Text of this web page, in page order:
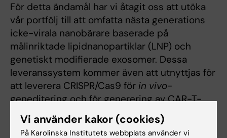
För detta ändamål har vi åtagit oss att utöka
vår portfölj till att omfatta nästa generations
icke-virala nanobärare baserade på
målinriktade lipidnanopartiklar (LNP) och
genetiskt modifierade exosomer. Dessa
leveranssystem kommer även att utnyttjas för
att leverera CRISPR/Cas9 för in vivo-
geneditering och för generering av CAR-T-
celler
in vivo .
Vi använder kakor (cookies)
På Karolinska Institutets webbplats använder vi